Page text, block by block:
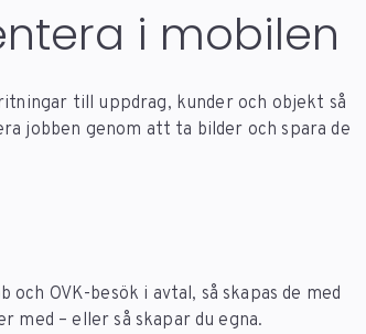
i mobilen
till uppdrag, kunder och objekt så
jobben genom att ta bilder och spara de
OVK-besök i avtal, så skapas de med
– eller så skapar du egna.